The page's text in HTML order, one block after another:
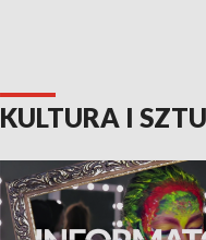
KULTURA I